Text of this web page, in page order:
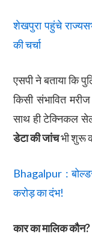
शेखपुरा पहुंचे
की चर्चा
एसपी ने बताया कि
किसी संभावित
साथ ही टेक्निकल
डेटा की जांचभी शुरू
Bhagalpur :
करोड़ का दंभ!
कार का मालिक कौन?